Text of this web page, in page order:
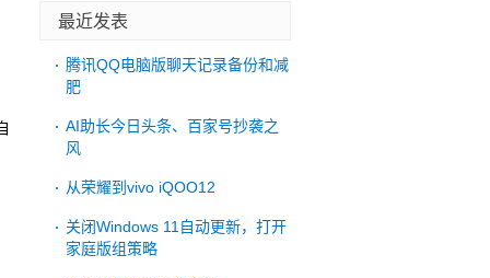
最近发表
腾讯QQ电脑版聊天记录备份和减
肥
AI助长今日头条、百家号抄袭之
风
从荣耀到vivo iQOO12
关闭Windows 11自动更新，打开
家庭版组策略